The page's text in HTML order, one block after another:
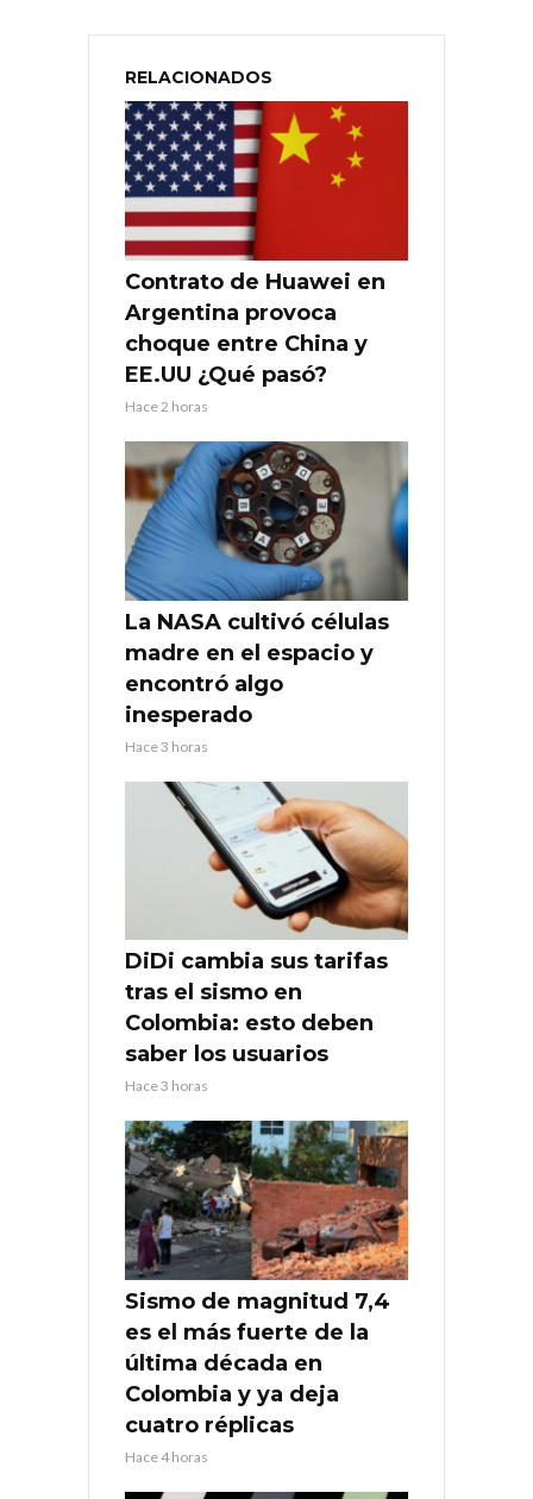
RELACIONADOS
Contrato de Huawei en
Argentina provoca
choque entre China y
EE.UU ¿Qué pasó?
Hace 2 horas
La NASA cultivó células
madre en el espacio y
encontró algo
inesperado
Hace 3 horas
DiDi cambia sus tarifas
tras el sismo en
Colombia: esto deben
saber los usuarios
Hace 3 horas
Sismo de magnitud 7,4
es el más fuerte de la
última década en
Colombia y ya deja
cuatro réplicas
Hace 4 horas